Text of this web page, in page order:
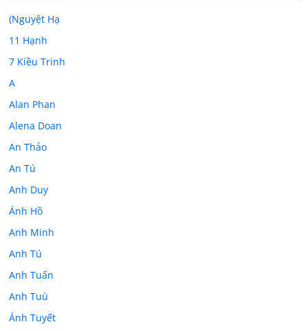
(Nguyệt Hạ
11 Hạnh
7 Kiều Trinh
A
Alan Phan
Alena Doan
An Thảo
An Tú
Anh Duy
Ánh Hồ
Anh Minh
Anh Tú
Anh Tuấn
Anh Tuù
Ánh Tuyết